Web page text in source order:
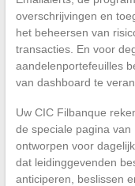
overschrijvingen en
het beheersen van
transacties. En voor
aandelenportefeuilles
van dashboard te
Uw CIC Filbanque
de speciale pagina
ontworpen voor
dat leidinggevenden
anticiperen, beslissen